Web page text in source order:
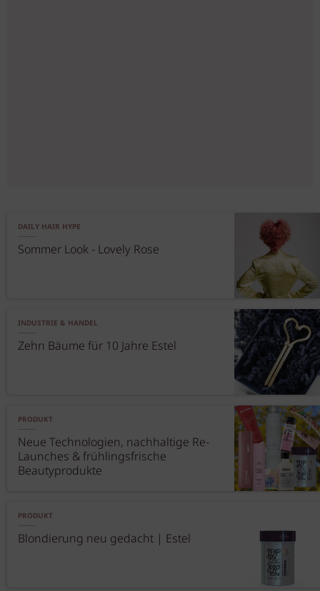
DAILY HAIR HYPE
Sommer Look - Lovely Rose
INDUSTRIE & HANDEL
Zehn Bäume für 10 Jahre Estel
PRODUKT
Neue Technologien, nachhaltige Re-
Launches & frühlingsfrische
Beautyprodukte
PRODUKT
Blondierung neu gedacht | Estel